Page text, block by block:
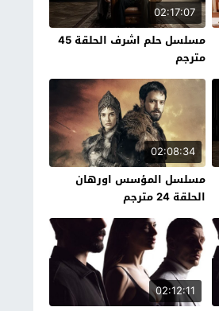
02:17:07
مسلسل حلم اشرف الحلقة 45
مترجم
02:08:34
مسلسل المؤسس اورهان
الحلقة 24 مترجم
02:12:11